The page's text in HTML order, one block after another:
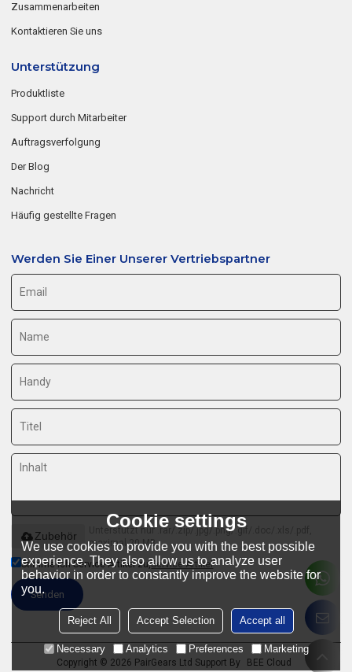
Zusammenarbeiten
Kontaktieren Sie uns
Unterstützung
Produktliste
Support durch Mitarbeiter
Auftragsverfolgung
Der Blog
Nachricht
Häufig gestellte Fragen
Werden Sie Einer Unserer Vertriebspartner
Unterstützt nur .rar/.zip/.jpg/.png/.gif/.doc/.xls/.pdf,
maximal 20 MB
Zubehör
Stimme ich Service-Artikel zu,Service-Artikel
Senden
Copyright © 2026 PairGears Ltd Support By BEE Cloud
Cookie settings
We use cookies to provide you with the best possible
experience. They also allow us to analyze user
behavior in order to constantly improve the website for
you.
Reject All Accept Selection Accept all
Necessary Analytics Preferences Marketing